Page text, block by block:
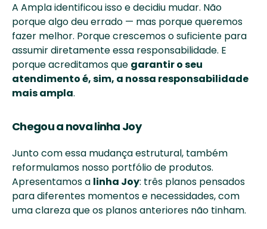
A Ampla identificou isso e decidiu mudar. Não
porque algo deu errado — mas porque queremos
fazer melhor. Porque crescemos o suficiente para
assumir diretamente essa responsabilidade. E
porque acreditamos que garantir o seu
atendimento é, sim, a nossa responsabilidade
mais ampla.
Chegou a nova linha Joy
Junto com essa mudança estrutural, também
reformulamos nosso portfólio de produtos.
Apresentamos a linha Joy: três planos pensados
para diferentes momentos e necessidades, com
uma clareza que os planos anteriores não tinham.